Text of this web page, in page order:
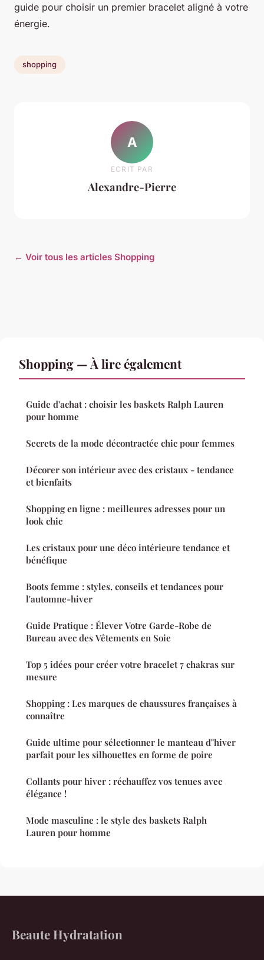
guide pour choisir un premier bracelet aligné à votre
énergie.
shopping
A
ECRIT PAR
Alexandre-Pierre
← Voir tous les articles Shopping
Shopping — À lire également
Guide d'achat : choisir les baskets Ralph Lauren
pour homme
Secrets de la mode décontractée chic pour femmes
Décorer son intérieur avec des cristaux - tendance
et bienfaits
Shopping en ligne : meilleures adresses pour un
look chic
Les cristaux pour une déco intérieure tendance et
bénéfique
Boots femme : styles, conseils et tendances pour
l'automne-hiver
Guide Pratique : Élever Votre Garde-Robe de
Bureau avec des Vêtements en Soie
Top 5 idées pour créer votre bracelet 7 chakras sur
mesure
Shopping : Les marques de chaussures françaises à
connaître
Guide ultime pour sélectionner le manteau d"hiver
parfait pour les silhouettes en forme de poire
Collants pour hiver : réchauffez vos tenues avec
élégance !
Mode masculine : le style des baskets Ralph
Lauren pour homme
Beaute Hydratation